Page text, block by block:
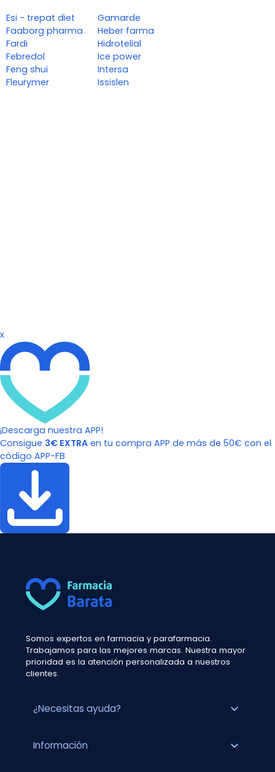
Esi - trepat diet
Faaborg pharma
Fardi
Febredol
Feng shui
Fleurymer
Gamarde
Heber farma
Hidrotelial
Ice power
Intersa
Issislen
x
¡Descarga nuestra APP!
Consigue 3€ EXTRA en tu compra APP de más de 50€ con el
código APP-FB
Somos expertos en farmacia y parafarmacia.
Trabajamos para las mejores marcas. Nuestra mayor
prioridad es la atención personalizada a nuestros
clientes.
¿Necesitas ayuda? expand_more
Información expand_more